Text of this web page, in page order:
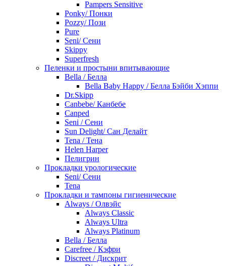
Pampers Sensitive
Ponky/ Понки
Pozzy/ Пози
Pure
Seni/ Сени
Skippy
Superfresh
Пеленки и простыни впитывающие
Bella / Белла
Bella Baby Happy / Белла Бэйби Хэппи
Dr.Skipp
Canbebe/ Канбебе
Canped
Seni / Сени
Sun Delight/ Сан Делайт
Tena / Тена
Helen Harper
Пелигрин
Прокладки урологические
Seni/ Сени
Tena
Прокладки и тампоны гигиенические
Always / Олвэйс
Always Classic
Always Ultra
Always Platinum
Bella / Белла
Carefree / Кэфри
Discreet / Дискрит